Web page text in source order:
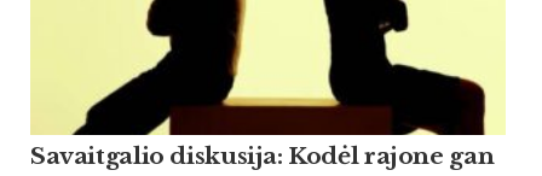
Savaitgalio diskusija: Kodėl rajone gan